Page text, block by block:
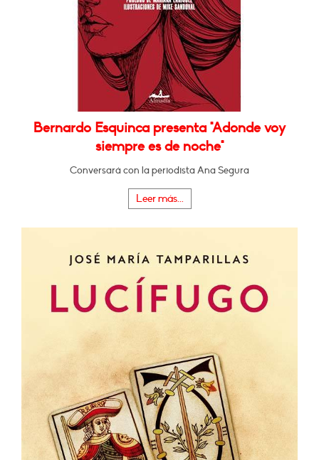
Bernardo Esquinca presenta "Adonde voy
siempre es de noche"
Conversará con la periodista Ana Segura
Leer más...